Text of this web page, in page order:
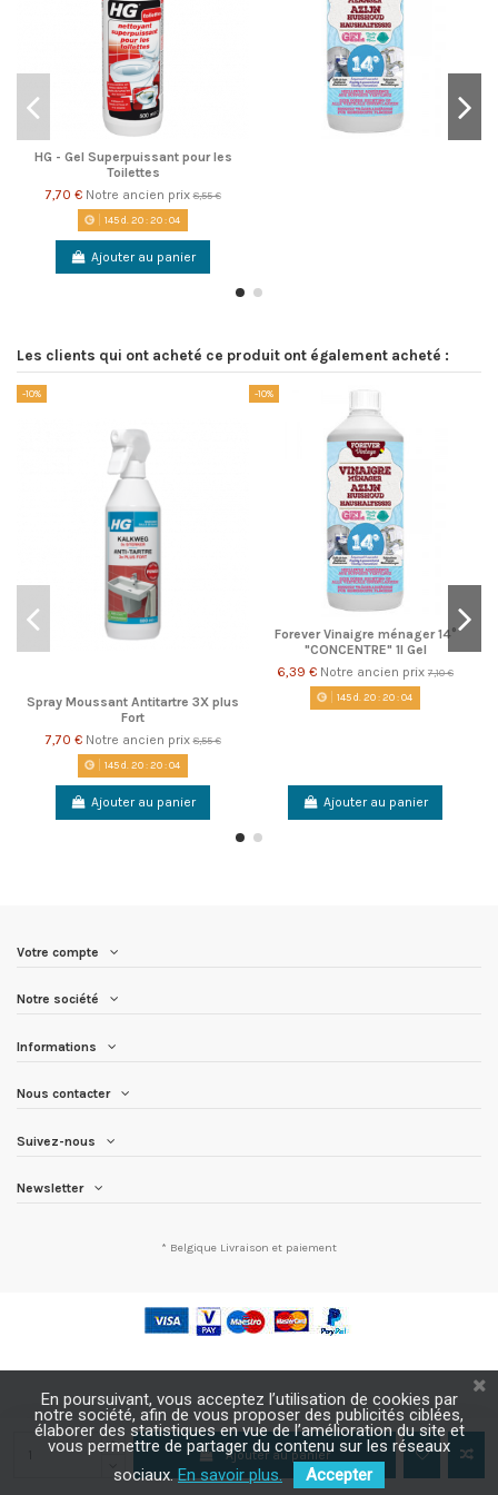
Ajouter au panier
HG - Gel Superpuissant pour les
Toilettes
7,70 € Notre ancien prix8,55 €
145d. 20:20:03
Ajouter au panier
Les clients qui ont acheté ce produit ont également acheté :
-10%
Spray Moussant Antitartre 3X plus
Fort
7,70 € Notre ancien prix8,55 €
145d.20:20:03
Ajouter au panier
-10%
Forever Vinaigre ménager 14°
"CONCENTRE" 1l Gel
6,39 € Notre ancien prix 7,10 €
145d.20:20:03
Ajouter au panier
Votre compte
Notre société
Informations
Nous contacter
Suivez-nous
Newsletter
* Belgique Livraison et paiement
En poursuivant, vous acceptez l’utilisation de cookies par
notre société, afin de vous proposer des publicités ciblées,
élaborer des statistiques en vue de l’amélioration du site et
vous permettre de partager du contenu sur les réseaux
sociaux.En savoir plus. Accepter